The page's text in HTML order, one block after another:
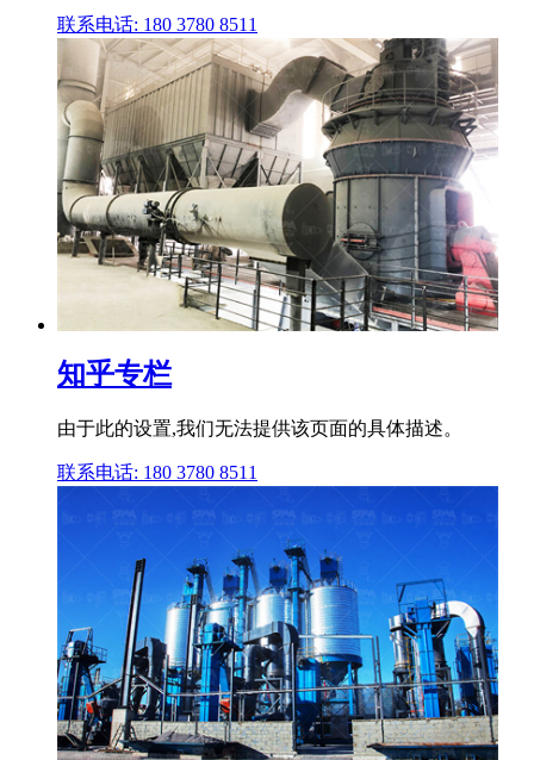
联系电话: 180 3780 8511
知乎专栏
由于此的设置,我们无法提供该页面的具体描述。
联系电话: 180 3780 8511